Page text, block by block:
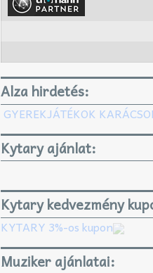
Alza hirdetés:
GYEREKJÁTÉKOK
Kytary ajánlat:
Kytary kedvezmény
KYTARY 3%-os kupon
Muziker ajánlatai: